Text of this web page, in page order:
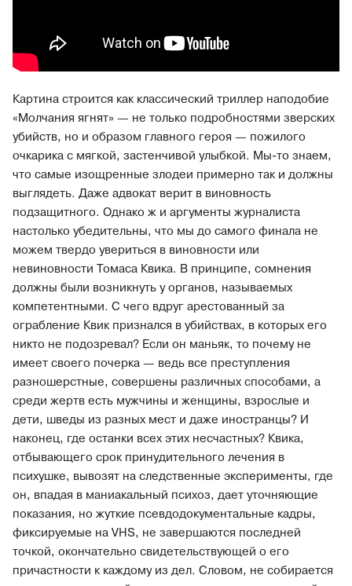
Картина строится как классический триллер наподобие
«Молчания ягнят» — не только подробностями зверских
убийств, но и образом главного героя — пожилого
очкарика с мягкой, застенчивой улыбкой. Мы-то знаем,
что самые изощренные злодеи примерно так и должны
выглядеть. Даже адвокат верит в виновность
подзащитного. Однако ж и аргументы журналиста
настолько убедительны, что мы до самого финала не
можем твердо увериться в виновности или
невиновности Томаса Квика. В принципе, сомнения
должны были возникнуть у органов, называемых
компетентными. С чего вдруг арестованный за
ограбление Квик признался в убийствах, в которых его
никто не подозревал? Если он маньяк, то почему не
имеет своего почерка — ведь все преступления
разношерстные, совершены различных способами, а
среди жертв есть мужчины и женщины, взрослые и
дети, шведы из разных мест и даже иностранцы? И
наконец, где останки всех этих несчастных? Квика,
отбывающего срок принудительного лечения в
психушке, вывозят на следственные эксперименты, где
он, впадая в маниакальный психоз, дает уточняющие
показания, но жуткие псевдодокументальные кадры,
фиксируемые на VHS, не завершаются последней
точкой, окончательно свидетельствующей о его
причастности к каждому из дел. Словом, не собирается